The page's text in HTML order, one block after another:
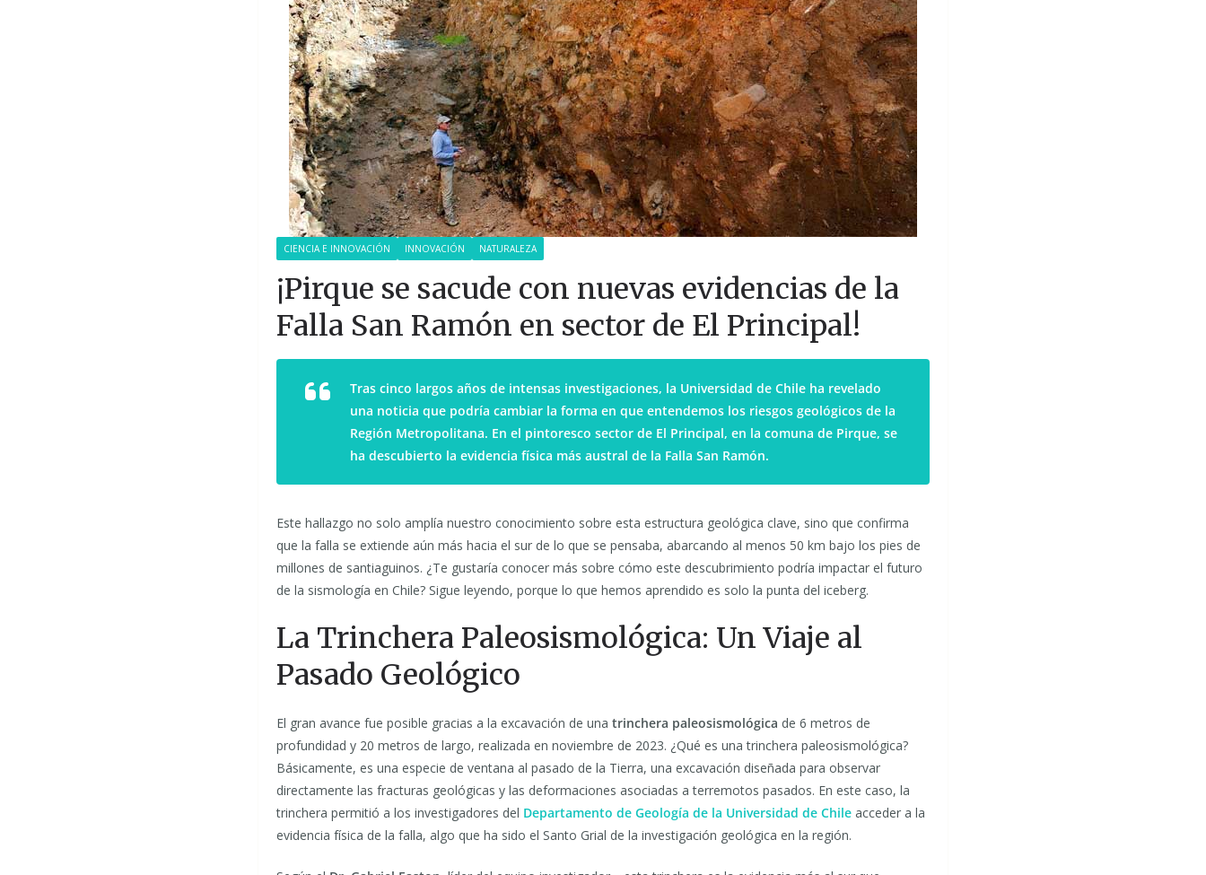
CIENCIA E INNOVACIÓN INNOVACIÓN NATURALEZA
¡Pirque se sacude con nuevas evidencias de la
Falla San Ramón en sector de El Principal!
Tras cinco largos años de intensas investigaciones, la Universidad de Chile ha revelado
una noticia que podría cambiar la forma en que entendemos los riesgos geológicos de la
Región Metropolitana. En el pintoresco sector de El Principal, en la comuna de Pirque, se
ha descubierto la evidencia física más austral de la Falla San Ramón.
Este hallazgo no solo amplía nuestro conocimiento sobre esta estructura geológica clave, sino que confirma
que la falla se extiende aún más hacia el sur de lo que se pensaba, abarcando al menos 50 km bajo los pies de
millones de santiaguinos. ¿Te gustaría conocer más sobre cómo este descubrimiento podría impactar el futuro
de la sismología en Chile? Sigue leyendo, porque lo que hemos aprendido es solo la punta del iceberg.
La Trinchera Paleosismológica: Un Viaje al
Pasado Geológico
El gran avance fue posible gracias a la excavación de una trinchera paleosismológica de 6 metros de
profundidad y 20 metros de largo, realizada en noviembre de 2023. ¿Qué es una trinchera paleosismológica?
Básicamente, es una especie de ventana al pasado de la Tierra, una excavación diseñada para observar
directamente las fracturas geológicas y las deformaciones asociadas a terremotos pasados. En este caso, la
trinchera permitió a los investigadores del Departamento de Geología de la Universidad de Chile acceder a la
evidencia física de la falla, algo que ha sido el Santo Grial de la investigación geológica en la región.